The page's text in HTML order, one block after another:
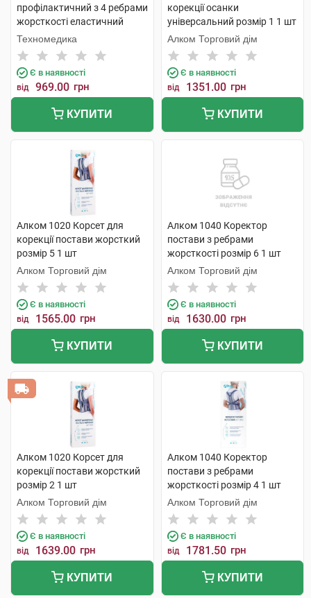
профілактичний з 4 ребрами
жорсткості еластичний
розмір XL/XXL 1 шт
Техномедика
Є в наявності
від 969.00 грн
КУПИТИ
корекції осанки
універсальний розмір 1 1 шт
Алком Торговий дім
Є в наявності
від 1351.00 грн
КУПИТИ
Алком 1020 Корсет для
корекції постави жорсткий
розмір 5 1 шт
Алком Торговий дім
Є в наявності
від 1565.00 грн
КУПИТИ
Алком 1040 Коректор
постави з ребрами
жорсткості розмір 6 1 шт
Алком Торговий дім
Є в наявності
від 1630.00 грн
КУПИТИ
Алком 1020 Корсет для
корекції постави жорсткий
розмір 2 1 шт
Алком Торговий дім
Є в наявності
від 1639.00 грн
КУПИТИ
Алком 1040 Коректор
постави з ребрами
жорсткості розмір 4 1 шт
Алком Торговий дім
Є в наявності
від 1781.50 грн
КУПИТИ